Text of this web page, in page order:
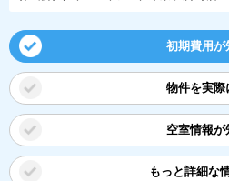
初期費用が
物件を実際
空室情報が
もっと詳細な